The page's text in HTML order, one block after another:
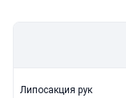
Липосакция рук